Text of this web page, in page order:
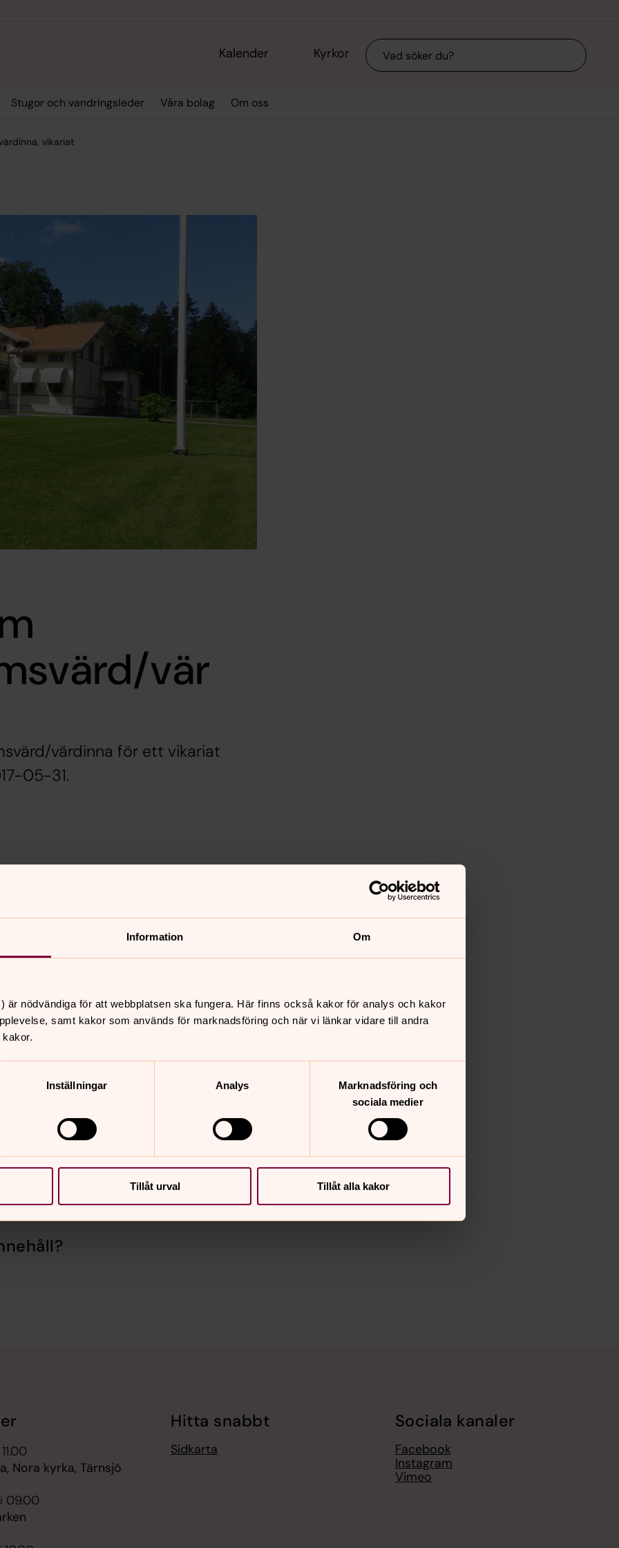
Information Om
är nödvändiga för att webbplatsen ska fungera. Här finns också kakor för analys och kakor
samt kakor som används för marknadsföring och när vi länkar vidare till andra
Inställningar Analys
Marknadsföring och
sociala medier
Tillåt urval Tillåt alla kakor
Kalender Kyrkor Sök
Stugor och vandringsleder Våra bolag Om oss
vikariat
vär
värdinna för ett vikariat
05-31.
och andra sammankomster. Viss
atmosfär till församlingen
med många människor, därför är
viktig.
information om tjänsten lämnas
senast 30 juni 2016 och skickas till
post:
Nora kyrka, Tärnsjö
09.00
Hitta snabbt
Sidkarta
Sociala kanaler
Facebook
Instagram
Vimeo